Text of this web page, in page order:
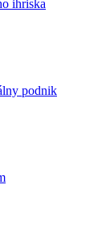
ihriska
podnik